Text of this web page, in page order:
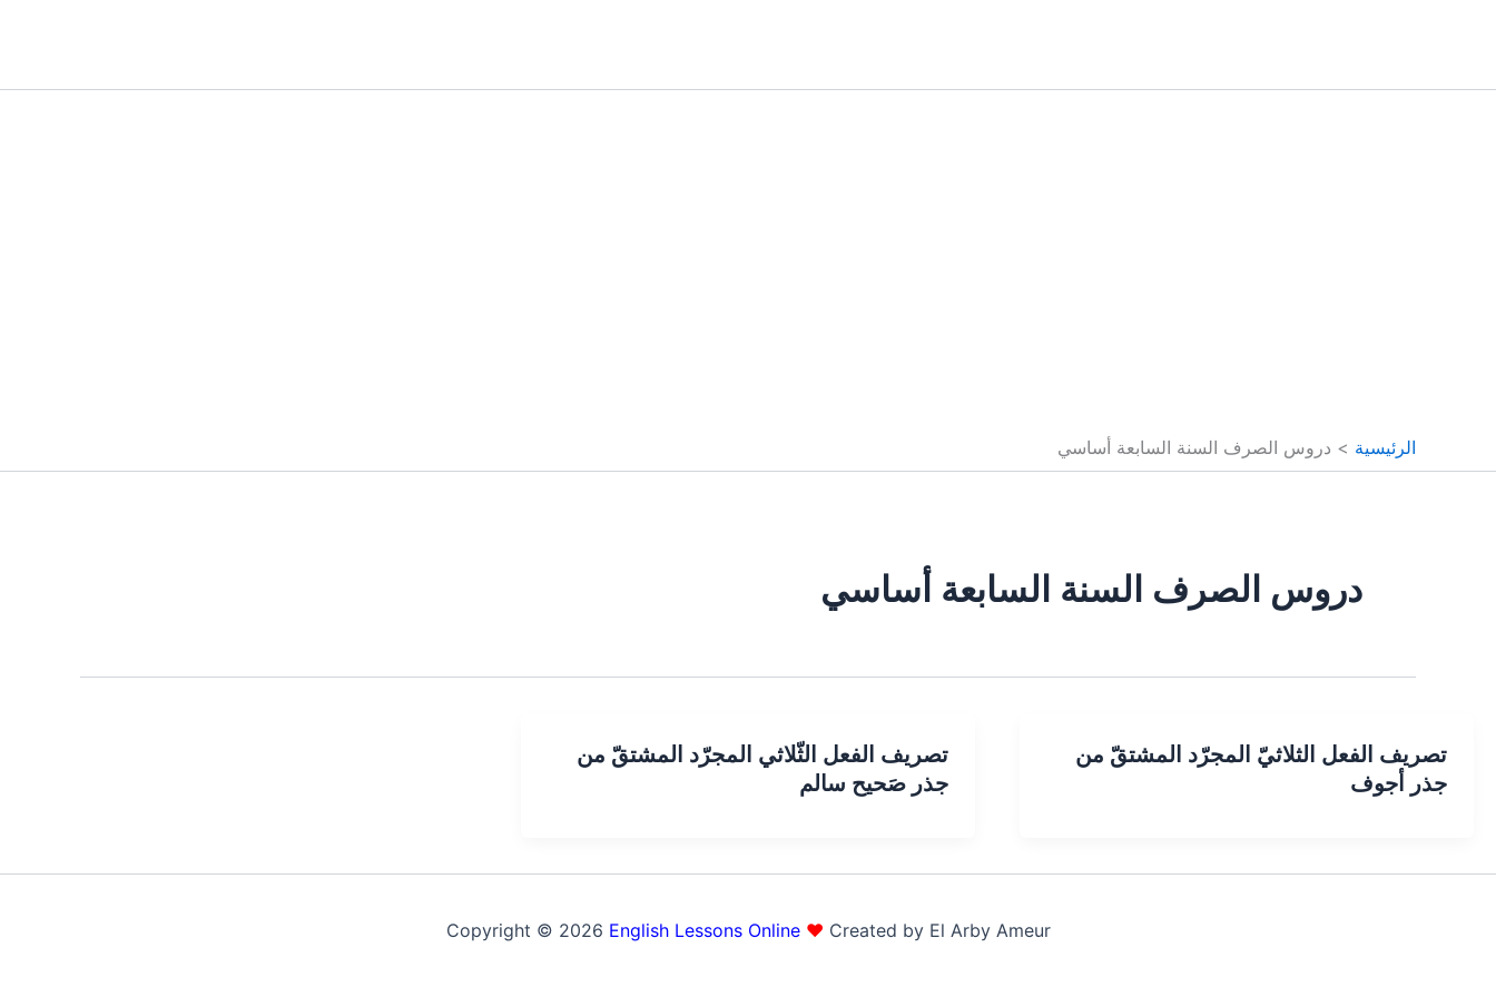
الرئيسية دروس الصرف السنة السابعة أساسي
دروس الصرف السنة السابعة أساسي
تصريف الفعل الثلاثيّ المجرّد المشتقّ من
جذر أجوف
تصريف الفعل الثّلاثي المجرّد المشتقّ من
جذر صَحيح سالم
Copyright © 2026 English Lessons Online ♥ Created by El Arby Ameur